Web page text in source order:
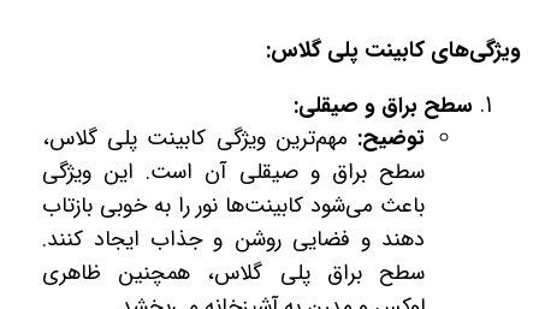
ویژگی‌های کابینت پلی گلاس:
سطح براق و صیقلی:
توضیح: مهم‌ترین ویژگی کابینت پلی گلاس،
سطح براق و صیقلی آن است. این ویژگی
باعث می‌شود کابینت‌ها نور را به خوبی بازتاب
دهند و فضایی روشن و جذاب ایجاد کنند.
سطح براق پلی گلاس، همچنین ظاهری